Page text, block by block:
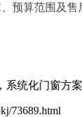
预算范围及
系统化门窗方
73689.html